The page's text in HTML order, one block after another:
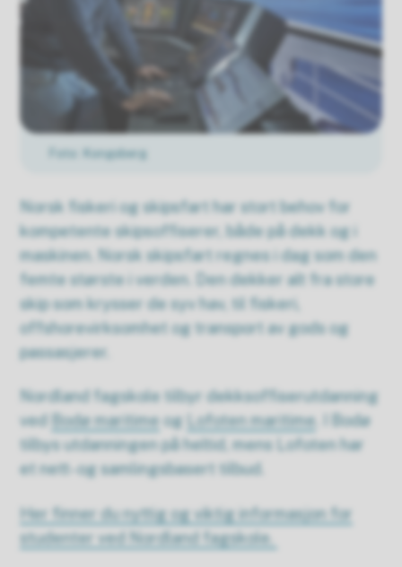
Kongsberg
Norsk fiskeri og skipsfart har stort behov for
kompetente skipsoffiserer, både på dekk og i
maskinen. Norsk skipsfart regnes i dag som den
femte største i verden. Den dekker alt fra store
skip som krysser de syv hav, til fiskeri,
offshorevirksomhet og transport av gods og
passasjerer.
Nordland fagskole tilbyr dekksoffiserutdanning
ved
Bodø maritimeog Lofoten maritime . I Bodø
tilbys utdanningen på heltid, mens Lofoten har
et nett- og samlingsbasert tilbud.
Her finner du nyttig og viktig informasjon for
studenter ved Nordland fagskole.